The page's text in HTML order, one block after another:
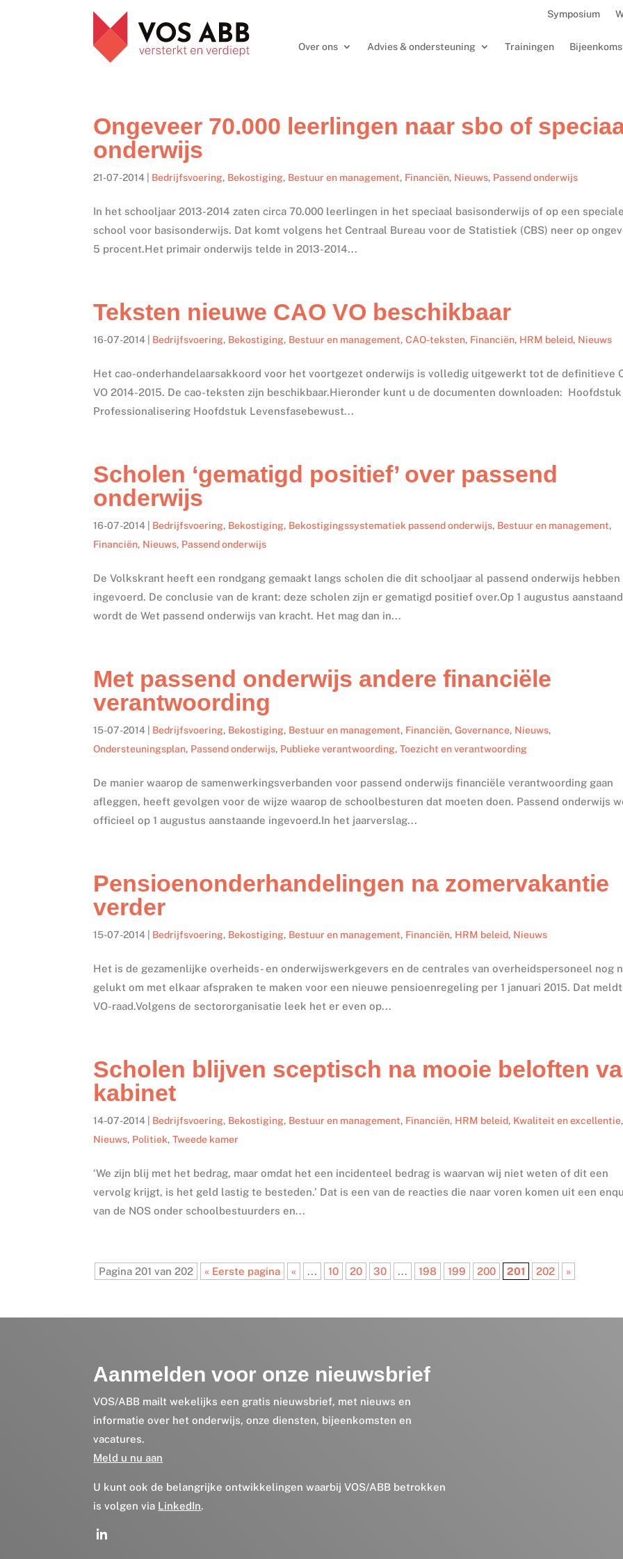
Symposium
Over ons Advies & ondersteuning Trainingen
Ongeveer 70.000 leerlingen naar sbo of
onderwijs
21-07-2014 Bedrijfsvoering, Bekostiging, Bestuur en management, Financiën, Nieuws, Passend onderwijs
In het schooljaar 2013-2014 zaten circa 70.000 leerlingen in het speciaal basisonderwijs of op een
school voor basisonderwijs. Dat komt volgens het Centraal Bureau voor de Statistiek (CBS) neer op
5 procent.Het primair onderwijs telde in 2013-2014...
Teksten nieuwe CAO VO beschikbaar
16-07-2014 Bedrijfsvoering, Bekostiging, Bestuur en management,CAO-teksten, Financiën, HRM beleid, Nieuws
Het cao-onderhandelaarsakkoord voor het voortgezet onderwijs is volledig uitgewerkt tot de definitieve
VO 2014-2015. De cao-teksten zijn beschikbaar.Hieronder kunt u de documenten downloaden: Hoofdstuk
Professionalisering Hoofdstuk Levensfasebewust...
Scholen ‘gematigd positief’ over passend
onderwijs
16-07-2014 Bedrijfsvoering, Bekostiging, Bekostigingssystematiek passend onderwijs, Bestuur en management,
Financiën, Nieuws, Passend onderwijs
De Volkskrant heeft een rondgang gemaakt langs scholen die dit schooljaar al passend onderwijs hebben
ingevoerd. De conclusie van de krant: deze scholen zijn er gematigd positief over.Op 1 augustus
wordt de Wet passend onderwijs van kracht. Het mag dan in...
Met passend onderwijs andere financiële
verantwoording
15-07-2014 Bedrijfsvoering, Bekostiging, Bestuur en management, Financiën,Governance, Nieuws,
Ondersteuningsplan, Passend onderwijs, Publieke verantwoording,Toezicht en verantwoording
De manier waarop de samenwerkingsverbanden voor passend onderwijs financiële verantwoording gaan
afleggen, heeft gevolgen voor de wijze waarop de schoolbesturen dat moeten doen. Passend onderwijs
officieel op 1 augustus aanstaande ingevoerd.In het jaarverslag...
Pensioenonderhandelingen na zomervakantie
verder
15-07-2014 Bedrijfsvoering, Bekostiging, Bestuur en management, Financiën, HRM beleid, Nieuws
Het is de gezamenlijke overheids- en onderwijswerkgevers en de centrales van overheidspersoneel nog
gelukt om met elkaar afspraken te maken voor een nieuwe pensioenregeling per 1 januari 2015. Dat
VO-raad.Volgens de sectororganisatie leek het er even op...
Scholen blijven sceptisch na mooie beloften
kabinet
14-07-2014 Bedrijfsvoering, Bekostiging, Bestuur en management, Financiën, HRM beleid, Kwaliteit en excellentie
Nieuws, Politiek,Tweede kamer
‘We zijn blij met het bedrag, maar omdat het een incidenteel bedrag is waarvan wij niet weten of dit een
vervolg krijgt, is het geld lastig te besteden.’ Dat is een van de reacties die naar voren komen uit een
van de NOS onder schoolbestuurders en...
Pagina 201 van 202 « Eerste pagina « ... 10 20 30 ... 198 199 200 201 202 »
Aanmelden voor onze nieuwsbrief
VOS/ABB mailt wekelijks een gratis nieuwsbrief, met nieuws en
informatie over het onderwijs, onze diensten, bijeenkomsten en
vacatures.
Meld u nu aan
U kunt ook de belangrijke ontwikkelingen waarbij VOS/ABB betrokken
is volgen via LinkedIn.